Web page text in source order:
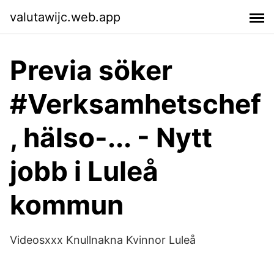
valutawijc.web.app
Previa söker
#Verksamhetschef
, hälso-... - Nytt
jobb i Luleå
kommun
Videosxxx Knullnakna Kvinnor Luleå